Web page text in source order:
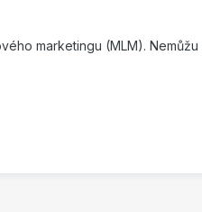
marketingu (MLM).